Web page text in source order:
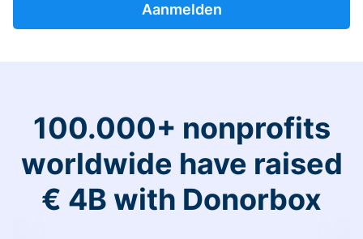
Aanmelden
100.000+ nonprofits
worldwide have raised
€ 4B with Donorbox